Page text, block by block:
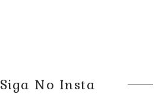
No Insta